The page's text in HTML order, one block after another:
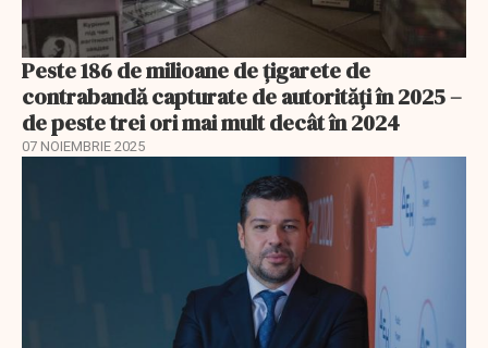
Peste 186 de milioane de țigarete de
contrabandă capturate de autorități în 2025 –
de peste trei ori mai mult decât în 2024
07 NOIEMBRIE 2025